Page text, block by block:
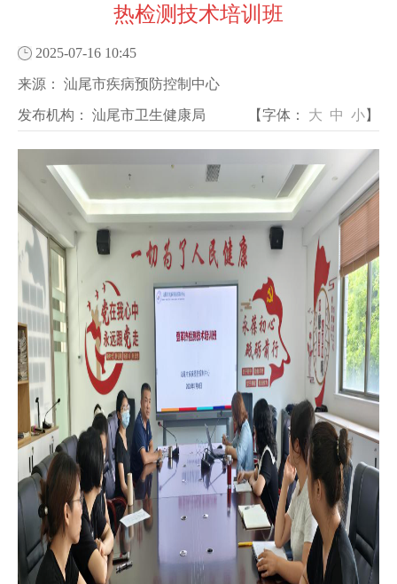
热检测技术培训班
2025-07-16 10:45
来源： 汕尾市疾病预防控制中心
发布机构： 汕尾市卫生健康局 【字体： 大 中 小】